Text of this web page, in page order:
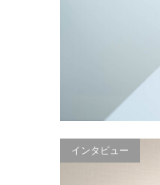
インタビュー